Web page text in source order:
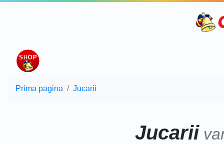
Prima pagina Jucarii
Jucarii